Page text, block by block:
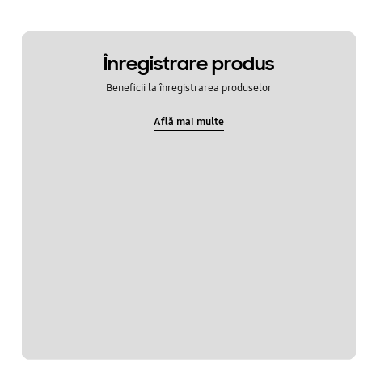
Înregistrare produs
Beneficii la înregistrarea produselor
Află mai multe